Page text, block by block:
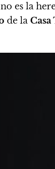
es la
de la